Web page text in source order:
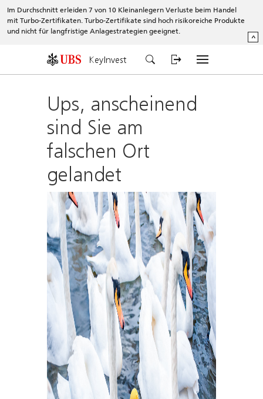
Im Durchschnitt erleiden 7 von 10 Kleinanlegern Verluste beim Handel
mit Turbo-Zertifikaten. Turbo-Zertifikate sind hoch risikoreiche Produkte
und nicht für langfristige Anlagestrategien geeignet.
^
KeyInvest
Ups, anscheinend
sind Sie am
falschen Ort
gelandet